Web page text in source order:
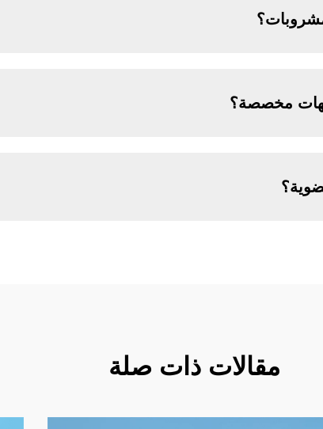
مخصصة؟
مقالات ذات صلة